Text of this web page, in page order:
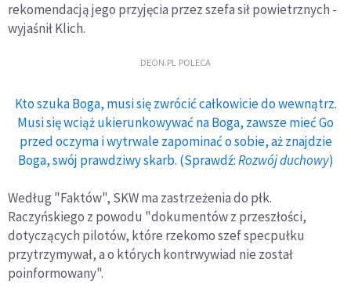
rekomendacją jego przyjęcia przez szefa sił powietrznych -
wyjaśnił Klich.
DEON.PL POLECA
Kto szuka Boga, musi się zwrócić całkowicie do wewnątrz.
Musi się wciąż ukierunkowywać na Boga, zawsze mieć Go
przed oczyma i wytrwale zapominać o sobie, aż znajdzie
Boga, swój prawdziwy skarb. (Sprawdź:Rozwój duchowy)
Według "Faktów", SKW ma zastrzeżenia do płk.
Raczyńskiego z powodu "dokumentów z przeszłości,
dotyczących pilotów, które rzekomo szef specpułku
przytrzymywał, a o których kontrwywiad nie został
poinformowany".